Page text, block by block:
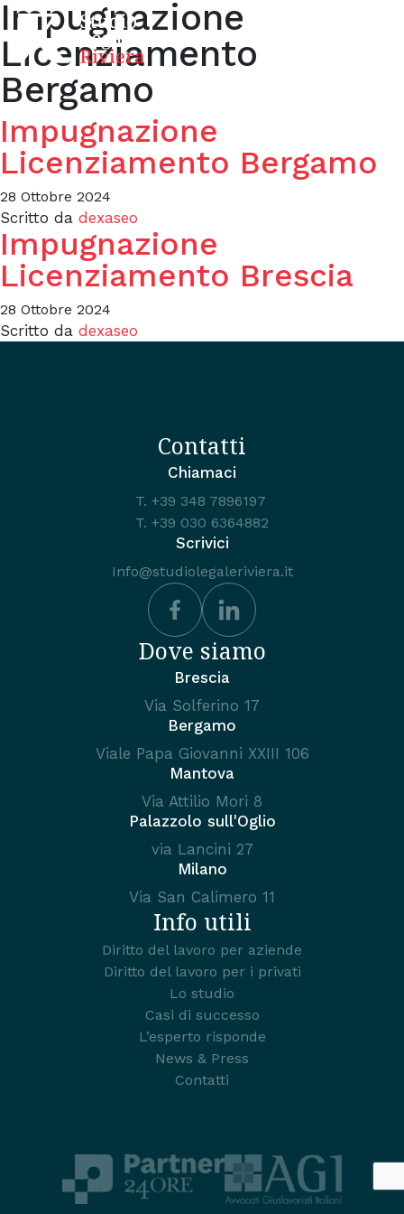
Impugnazione
Licenziamento
Bergamo
Impugnazione
Licenziamento Bergamo
28 Ottobre 2024
Scritto da dexaseo
Impugnazione
Licenziamento Brescia
28 Ottobre 2024
Scritto da dexaseo
Contatti
Chiamaci
T. +39 348 7896197
T. +39 030 6364882
Scrivici
Info@studiolegaleriviera.it
Dove siamo
Brescia
Via Solferino 17
Bergamo
Viale Papa Giovanni XXIII 106
Mantova
Via Attilio Mori 8
Palazzolo sull'Oglio
via Lancini 27
Milano
Via San Calimero 11
Info utili
Diritto del lavoro per aziende
Diritto del lavoro per i privati
Lo studio
Casi di successo
L’esperto risponde
News & Press
Contatti